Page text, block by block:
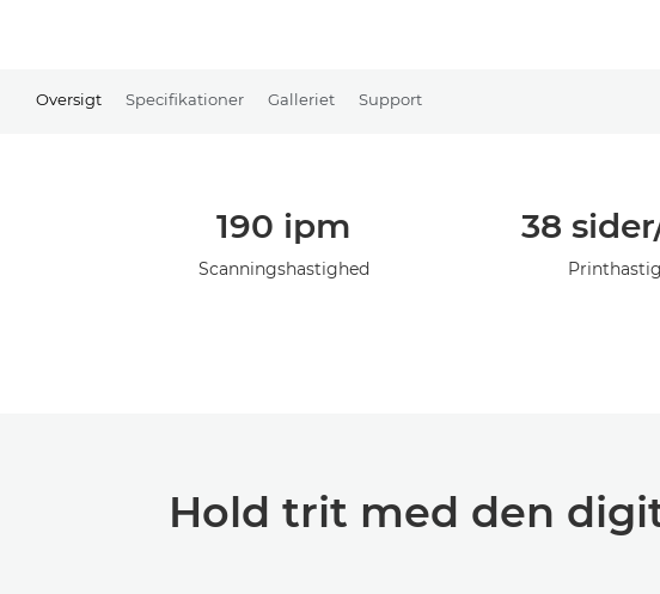
Oversigt Specifikationer Galleriet Support
190 ipm
Scanningshastighed
38
Hold trit med den